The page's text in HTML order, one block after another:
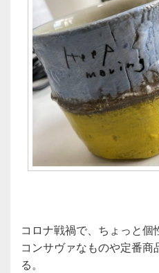
コロナ戦禍で、ちょっと個
コンサヴァなものや定番
る。